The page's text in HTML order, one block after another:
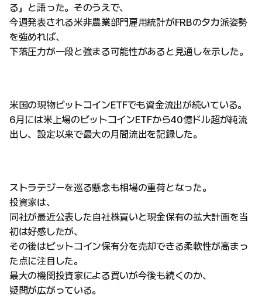
る」と語った。そのうえで、
今週発表される米非農業部門雇用統計がFRBのタカ派姿勢
を強めれば、
下落圧力が一段と強まる可能性があると見通しを示した。
米国の現物ビットコインETFでも資金流出が続いている。
6月には米上場のビットコインETFから40億ドル超が純流
出し、設定以来で最大の月間流出を記録した。
ストラテジーを巡る懸念も相場の重荷となった。
投資家は、
同社が最近公表した自社株買いと現金保有の拡大計画を当
初は好感したが、
その後はビットコイン保有分を売却できる柔軟性が高まっ
た点に注目した。
最大の機関投資家による買いが今後も続くのか、
疑問が広がっている。